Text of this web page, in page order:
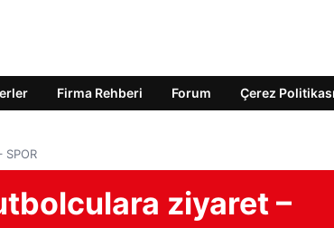
Firma Rehberi Forum Çerez Politikası
ziyaret –